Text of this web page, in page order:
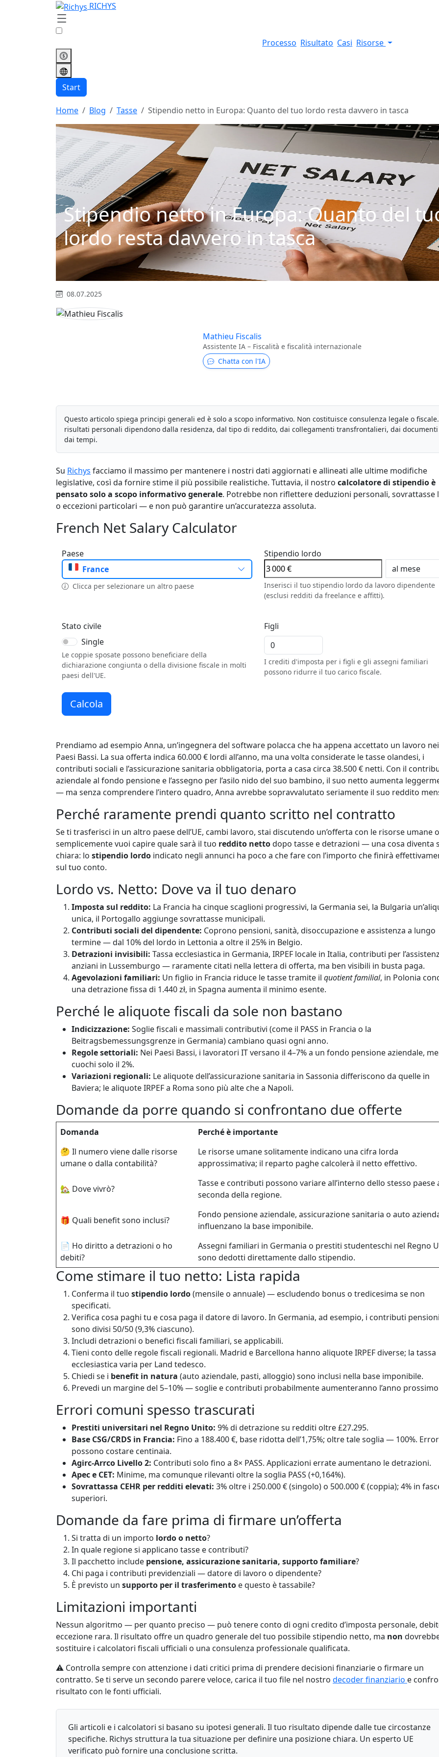
RICHYS
Processo Risultato Casi Risorse
Start
Home Blog Tasse Stipendio netto in Europa: Quanto del tuo lordo resta davvero in tasca
Stipendio netto in Europa: Quanto del
lordo resta davvero in tasca
08.07.2025
Mathieu Fiscalis
Assistente IA – Fiscalità e fiscalità internazionale
Chatta con l'IA
Questo articolo spiega principi generali ed è solo a scopo informativo. Non costituisce consulenza legale o
risultati personali dipendono dalla residenza, dal tipo di reddito, dai collegamenti transfrontalieri, dai
dai tempi.
Su Richys facciamo il massimo per mantenere i nostri dati aggiornati e allineati alle ultime modifiche
legislative, così da fornire stime il più possibile realistiche. Tuttavia, il nostro calcolatore di stipendio è
pensato solo a scopo informativo generale. Potrebbe non riflettere deduzioni personali, sovrattasse
o eccezioni particolari — e non può garantire un’accuratezza assoluta.
French Net Salary Calculator
Paese
France
Clicca per selezionare un altro paese
Stipendio lordo
Inserisci il tuo stipendio lordo da lavoro dipendente
(esclusi redditi da freelance e affitti).
Stato civile
Single
Le coppie sposate possono beneficiare della
dichiarazione congiunta o della divisione fiscale in molti
paesi dell'UE.
Figli
I crediti d'imposta per i figli e gli assegni familiari
possono ridurre il tuo carico fiscale.
Calcola
Prendiamo ad esempio Anna, un’ingegnera del software polacca che ha appena accettato un lavoro nei
Paesi Bassi. La sua offerta indica 60.000 € lordi all’anno, ma una volta considerate le tasse olandesi, i
contributi sociali e l’assicurazione sanitaria obbligatoria, porta a casa circa 38.500 € netti. Con il
aziendale al fondo pensione e l’assegno per l’asilo nido del suo bambino, il suo netto aumenta
— ma senza comprendere l’intero quadro, Anna avrebbe sopravvalutato seriamente il suo reddito
Perché raramente prendi quanto scritto nel contratto
Se ti trasferisci in un altro paese dell’UE, cambi lavoro, stai discutendo un’offerta con le risorse umane o
semplicemente vuoi capire quale sarà il tuo reddito nettodopo tasse e detrazioni — una cosa diventa
chiara: lo stipendio lordo indicato negli annunci ha poco a che fare con l’importo che finirà
sul tuo conto.
Lordo vs. Netto: Dove va il tuo denaro
Imposta sul reddito: La Francia ha cinque scaglioni progressivi, la Germania sei, la Bulgaria
unica, il Portogallo aggiunge sovrattasse municipali.
Contributi sociali del dipendente: Coprono pensioni, sanità, disoccupazione e assistenza a lungo
termine — dal 10% del lordo in Lettonia a oltre il 25% in Belgio.
Detrazioni invisibili: Tassa ecclesiastica in Germania, IRPEF locale in Italia, contributi per
anziani in Lussemburgo — raramente citati nella lettera di offerta, ma ben visibili in busta paga.
Agevolazioni familiari: Un figlio in Francia riduce le tasse tramite il quotient familial, in Polonia
una detrazione fissa di 1.440 zł, in Spagna aumenta il minimo esente.
Perché le aliquote fiscali da sole non bastano
Indicizzazione: Soglie fiscali e massimali contributivi (come il PASS in Francia o la
Beitragsbemessungsgrenze in Germania) cambiano quasi ogni anno.
Regole settoriali: Nei Paesi Bassi, i lavoratori IT versano il 4–7% a un fondo pensione aziendale,
cuochi solo il 2%.
Variazioni regionali: Le aliquote dell’assicurazione sanitaria in Sassonia differiscono da quelle in
Baviera; le aliquote IRPEF a Roma sono più alte che a Napoli.
Domande da porre quando si confrontano due offerte
Domanda
Perché è importante
🤔 Il numero viene dalle risorse
umane o dalla contabilità?
Le risorse umane solitamente indicano una cifra lorda
approssimativa; il reparto paghe calcolerà il netto effettivo.
🏡 Dove vivrò?
Tasse e contributi possono variare all’interno dello stesso paese
seconda della regione.
🎁 Quali benefit sono inclusi?
Fondo pensione aziendale, assicurazione sanitaria o auto
influenzano la base imponibile.
📄 Ho diritto a detrazioni o ho
debiti?
Assegni familiari in Germania o prestiti studenteschi nel Regno
sono dedotti direttamente dallo stipendio.
Come stimare il tuo netto: Lista rapida
Conferma il tuo stipendio lordo(mensile o annuale) — escludendo bonus o tredicesima se non
specificati.
Verifica cosa paghi tu e cosa paga il datore di lavoro. In Germania, ad esempio, i contributi
sono divisi 50/50 (9,3% ciascuno).
Includi detrazioni o benefici fiscali familiari, se applicabili.
Tieni conto delle regole fiscali regionali. Madrid e Barcellona hanno aliquote IRPEF diverse; la tassa
ecclesiastica varia per Land tedesco.
Chiedi se i benefit in natura (auto aziendale, pasti, alloggio) sono inclusi nella base imponibile.
Prevedi un margine del 5–10% — soglie e contributi probabilmente aumenteranno l’anno
Errori comuni spesso trascurati
Prestiti universitari nel Regno Unito: 9% di detrazione su redditi oltre £27.295.
Base CSG/CRDS in Francia: Fino a 188.400 €, base ridotta dell’1,75%; oltre tale soglia — 100%.
possono costare centinaia.
Agirc-Arrco Livello 2: Contributi solo fino a 8× PASS. Applicazioni errate aumentano le detrazioni.
Apec e CET: Minime, ma comunque rilevanti oltre la soglia PASS (+0,164%).
Sovrattassa CEHR per redditi elevati: 3% oltre i 250.000 € (singolo) o 500.000 € (coppia); 4% in
superiori.
Domande da fare prima di firmare un’offerta
Si tratta di un importo lordo o netto?
In quale regione si applicano tasse e contributi?
Il pacchetto include pensione, assicurazione sanitaria, supporto familiare?
Chi paga i contributi previdenziali — datore di lavoro o dipendente?
È previsto un supporto per il trasferimento e questo è tassabile?
Limitazioni importanti
Nessun algoritmo — per quanto preciso — può tenere conto di ogni credito d’imposta personale,
eccezione rara. Il risultato offre un quadro generale del tuo possibile stipendio netto, ma non
sostituire i calcolatori fiscali ufficiali o una consulenza professionale qualificata.
⚠️ Controlla sempre con attenzione i dati critici prima di prendere decisioni finanziarie o firmare un
contratto. Se ti serve un secondo parere veloce, carica il tuo file nel nostro decoder finanziario e
risultato con le fonti ufficiali.
Gli articoli e i calcolatori si basano su ipotesi generali. Il tuo risultato dipende dalle tue circostanze
specifiche. Richys struttura la tua situazione per definire una posizione chiara. Un esperto UE
verificato può fornire una conclusione scritta.